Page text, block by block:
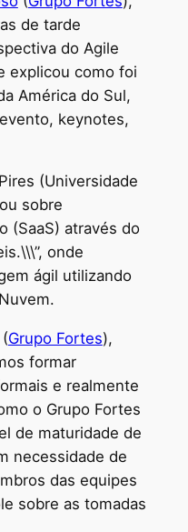
de tarde
do Agile
explicou como foi
América do Sul,
keynotes,
(Universidade
sobre
(SaaS) através do
onde
ágil utilizando
Grupo Fortes),
formar
e realmente
o Grupo Fortes
de maturidade de
necessidade de
das equipes
sobre as tomadas